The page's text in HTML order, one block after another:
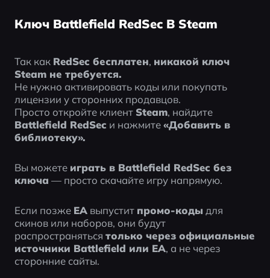
Ключ Battlefield RedSec В Steam
Так как RedSec бесплатен, никакой ключ
Steam не требуется.
Не нужно активировать коды или покупать
лицензии у сторонних продавцов.
Просто откройте клиент Steam
, найдите
Battlefield RedSec и нажмите «Добавить в
библиотеку».
Вы можете играть в Battlefield RedSec без
ключа — просто скачайте игру напрямую.
Если позже EA выпустит промо-коды для
скинов или наборов, они будут
распространяться только через официальные
источники Battlefield или EA, а не через
сторонние сайты.